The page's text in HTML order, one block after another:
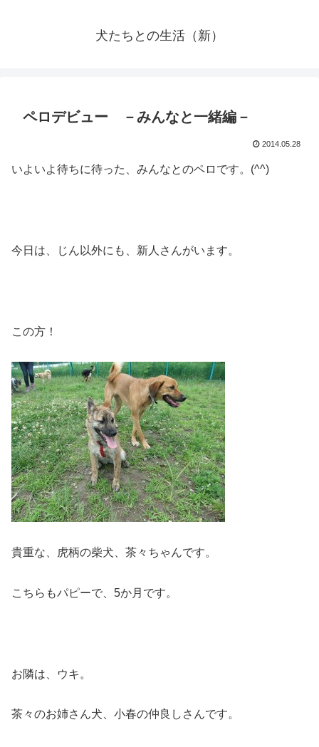
犬たちとの生活（新）
ペロデビュー －みんなと一緒編－
2014.05.28
いよいよ待ちに待った、みんなとのペロです。(^^)
今日は、じん以外にも、新人さんがいます。
この方！
貴重な、虎柄の柴犬、茶々ちゃんです。
こちらもパピーで、5か月です。
お隣は、ウキ。
茶々のお姉さん犬、小春の仲良しさんです。